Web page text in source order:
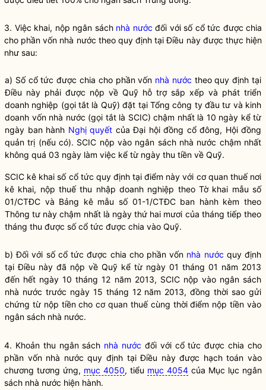
3. Việc khai, nộp ngân sách nhà nước đối với số cổ tức được chia
cho phần vốn nhà nước theo quy định tại Điều này được thực hiện
như sau:
a) Số cổ tức được chia cho phần vốn nhà nước theo quy định tại
Điều này phải được nộp về Quỹ hỗ trợ sắp xếp và phát triển
doanh nghiệp (gọi tắt là Quỹ) đặt tại Tổng công ty đầu tư và kinh
doanh vốn nhà nước (gọi tắt là SCIC) chậm nhất là 10 ngày kể từ
ngày ban hành Nghị quyết của Đại hội đồng cổ đông, Hội đồng
quản trị (nếu có). SCIC nộp vào ngân sách nhà nước chậm nhất
không quá 03 ngày làm việc kể từ ngày thu tiền về Quỹ.
SCIC kê khai số cổ tức quy định tại điểm này với cơ quan thuế nơi
kê khai, nộp thuế thu nhập doanh nghiệp theo Tờ khai mẫu số
01/CTĐC và Bảng kê mẫu số 01-1/CTĐC ban hành kèm theo
Thông tư này chậm nhất là ngày thứ hai mươi của tháng tiếp theo
tháng thu được số cổ tức được chia vào Quỹ.
b) Đối với số cổ tức được chia cho phần vốn nhà nước quy định
tại Điều này đã nộp về Quỹ kể từ ngày 01 tháng 01 năm 2013
đến hết ngày 10 tháng 12 năm 2013, SCIC nộp vào ngân sách
nhà nước trước ngày 15 tháng 12 năm 2013, đồng thời sao gửi
chứng từ nộp tiền cho cơ quan thuế cùng thời điểm nộp tiền vào
ngân sách nhà nước.
4. Khoản thu ngân sách nhà nước đối với cổ tức được chia cho
phần vốn nhà nước quy định tại Điều này được hạch toán vào
chương tương ứng, mục 4050, tiểu mục 4054 của Mục lục ngân
sách nhà nước hiện hành.